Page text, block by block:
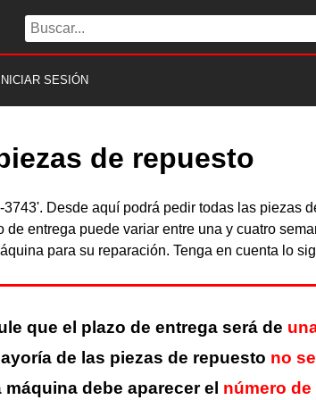
INICIAR SESIÓN
de repuesto
Desde aquí podrá pedir todas las piezas
entrega puede variar entre una y cuatro
para su reparación. Tenga en cuenta lo
que el plazo de entrega será de
de las piezas de repuesto no
máquina debe aparecer el número